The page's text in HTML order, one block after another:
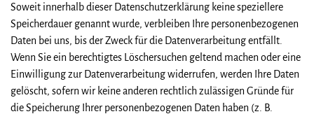
Soweit innerhalb dieser Datenschutzerklärung keine speziellere
Speicherdauer genannt wurde, verbleiben Ihre personenbezogenen
Daten bei uns, bis der Zweck für die Datenverarbeitung entfällt.
Wenn Sie ein berechtigtes Löschersuchen geltend machen oder eine
Einwilligung zur Datenverarbeitung widerrufen, werden Ihre Daten
gelöscht, sofern wir keine anderen rechtlich zulässigen Gründe für
die Speicherung Ihrer personenbezogenen Daten haben (z. B.